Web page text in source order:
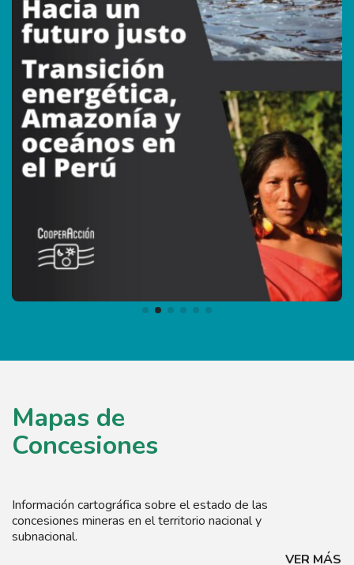
Descargar
Ver detalles
Mapas de
Concesiones
Información cartográfica sobre el estado de las
concesiones mineras en el territorio nacional y
subnacional.
VER MÁS